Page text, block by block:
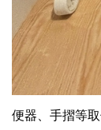
便器、手摺等